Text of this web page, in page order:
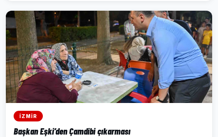
İZMİR
Başkan Eşki’den Çamdibi çıkarması